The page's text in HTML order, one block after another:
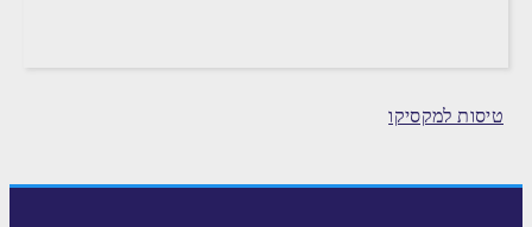
טיסות למקסיקו